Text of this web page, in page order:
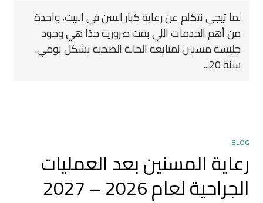
لما تيجي نتكلم عن رعاية كبار السن في البيت، واحدة
من أهم الخدمات اللي بقت ضرورية جدًا هي وجود
جليسة مسنين لمتابعة الحالة الصحية بشكل يومي.
سنة 20...
BLOG
رعاية المسنين بعد العمليات
الجراحية لعام 2026 – 2027